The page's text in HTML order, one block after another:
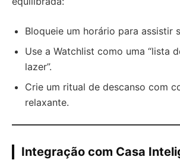
Bloqueie um horário para assistir
Use a Watchlist como uma “lista
lazer”.
Crie um ritual de descanso com
relaxante.
Integração com Casa